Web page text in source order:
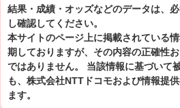
結果・成績・オッズなどのデータは、
し確認してください。
本サイトのページ上に掲載されている
期しておりますが、その内容の正確性
ではありません。 当該情報に基づいて
も、株式会社NTTドコモおよび情報提
ます。